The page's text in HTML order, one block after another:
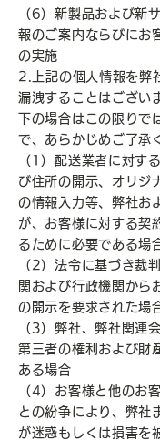
（6）新製品および新
報のご案内ならびにお
の実施
2.上記の個人情報を弊
漏洩することはござい
下の場合はこの限りで
で、あらかじめご了承
（1）配送業者に対す
び住所の開示、オリジ
の情報入力等、弊社お
が、お客様に対する契
るために必要である場
（2）法令に基づき裁
関および行政機関から
の開示を要求された場
（3）弊社、弊社関連
第三者の権利および財
ある場合
（4）お客様と他のお
との紛争により、弊社
が迷惑もしくは損害を